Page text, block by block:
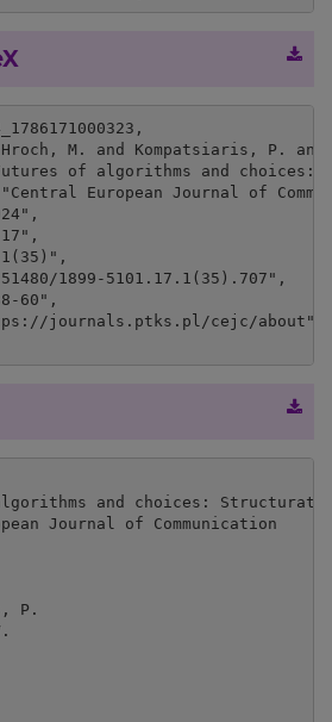
and choices:
Journal of Communication
P.